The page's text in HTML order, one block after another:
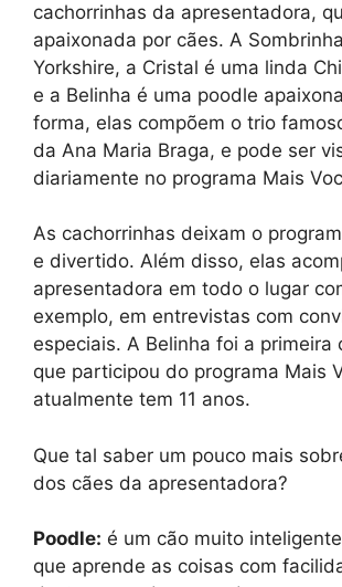
cachorrinhas da apresentadora,
apaixonada por cães. A
Yorkshire, a Cristal é uma linda
e a Belinha é uma poodle
forma, elas compõem o trio
da Ana Maria Braga, e pode ser
diariamente no programa Mais
As cachorrinhas deixam o
e divertido. Além disso, elas
apresentadora em todo o lugar
exemplo, em entrevistas com
especiais. A Belinha foi a primeira
que participou do programa Mais
atualmente tem 11 anos.
Que tal saber um pouco mais
dos cães da apresentadora?
Poodle: é um cão muito
que aprende as coisas com